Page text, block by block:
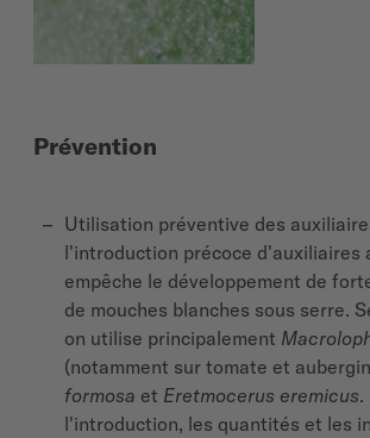
Prévention
Utilisation préventive des
l'introduction précoce d'auxiliaires
empêche le développement de
de mouches blanches sous serre.
on utilise principalement
(notamment sur tomate et
formosa et Eretmocerus eremicus.
l'introduction, les quantités et les